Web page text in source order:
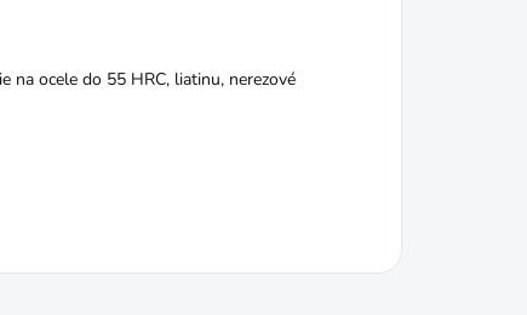
na ocele do 55 HRC, liatinu, nerezové